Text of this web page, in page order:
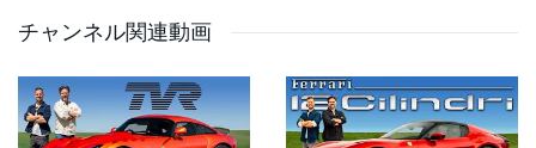
チャンネル関連動画